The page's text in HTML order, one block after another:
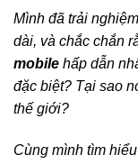
Mình đã trải nghiệm
dài, và chắc chắn
mobile hấp dẫn
đặc biệt? Tại sao
thế giới?
Cùng mình tìm